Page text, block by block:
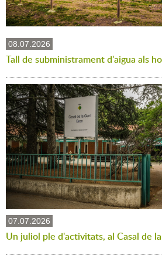
08.07.2026
Tall de subministrament d'aigua als
07.07.2026
Un juliol ple d'activitats, al Casal de